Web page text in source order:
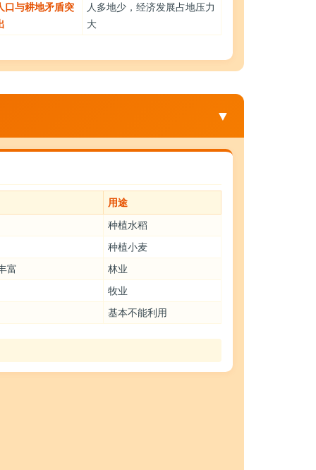
口与耕地矛盾突
人多地少，经济发展占地压力
大
▼
用途
种植水稻
种植小麦
富
林业
牧业
基本不能利用